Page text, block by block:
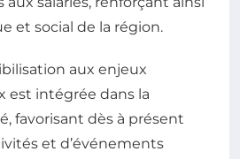
et social de la région.
aux enjeux
est intégrée dans la
favorisant dès à présent
et d’événements